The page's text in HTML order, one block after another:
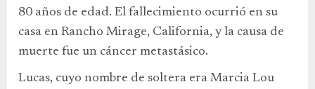
80 años de edad. El fallecimiento ocurrió en su
casa en Rancho Mirage, California, y la causa de
muerte fue un cáncer metastásico.
Lucas, cuyo nombre de soltera era Marcia Lou